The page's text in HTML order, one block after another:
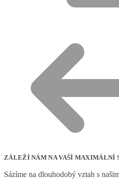
ZÁLEŽÍ NÁM NA VAŠÍ MAXIMÁLNÍ
Sázíme na dlouhodobý vztah s